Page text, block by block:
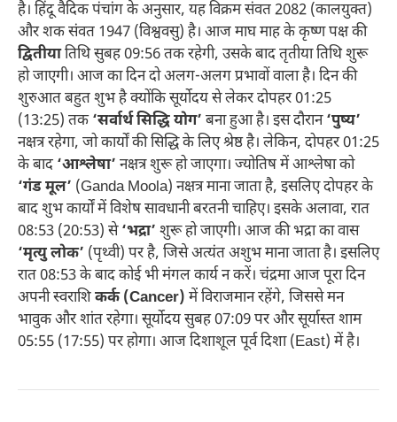
है। हिंदू वैदिक पंचांग के अनुसार, यह विक्रम संवत 2082 (कालयुक्त)
और शक संवत 1947 (विश्ववसु) है। आज माघ माह के कृष्ण पक्ष की
द्वितीयातिथि सुबह 09:56 तक रहेगी, उसके बाद तृतीया तिथि शुरू
हो जाएगी। आज का दिन दो अलग-अलग प्रभावों वाला है। दिन की
शुरुआत बहुत शुभ है क्योंकि सूर्योदय से लेकर दोपहर 01:25
(13:25) तक‘सर्वार्थ सिद्धि योग’ बना हुआ है। इस दौरान‘पुष्य’
नक्षत्र रहेगा, जो कार्यों की सिद्धि के लिए श्रेष्ठ है। लेकिन, दोपहर 01:25
के बाद ‘आश्लेषा’ नक्षत्र शुरू हो जाएगा। ज्योतिष में आश्लेषा को
‘गंड मूल’ (Ganda Moola) नक्षत्र माना जाता है, इसलिए दोपहर के
बाद शुभ कार्यों में विशेष सावधानी बरतनी चाहिए। इसके अलावा, रात
08:53 (20:53) से‘भद्रा’ शुरू हो जाएगी। आज की भद्रा का वास
‘मृत्यु लोक’ (पृथ्वी) पर है, जिसे अत्यंत अशुभ माना जाता है। इसलिए
रात 08:53 के बाद कोई भी मंगल कार्य न करें। चंद्रमा आज पूरा दिन
अपनी स्वराशिकर्क (Cancer) में विराजमान रहेंगे, जिससे मन
भावुक और शांत रहेगा। सूर्योदय सुबह 07:09 पर और सूर्यास्त शाम
05:55 (17:55) पर होगा। आज दिशाशूल पूर्व दिशा (East) में है।